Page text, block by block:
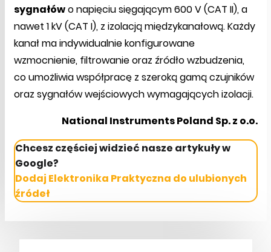
sygnałówo napięciu sięgającym 600 V (CAT II), a
nawet 1 kV (CAT I), z izolacją międzykanałową. Każdy
kanał ma indywidualnie konfigurowane
wzmocnienie, filtrowanie oraz źródło wzbudzenia,
co umożliwia współpracę z szeroką gamą czujników
oraz sygnałów wejściowych wymagających izolacji.
National Instruments Poland Sp. z o.o.
Chcesz częściej widzieć nasze artykuły w
Google?
Dodaj Elektronika Praktyczna do ulubionych
źródeł